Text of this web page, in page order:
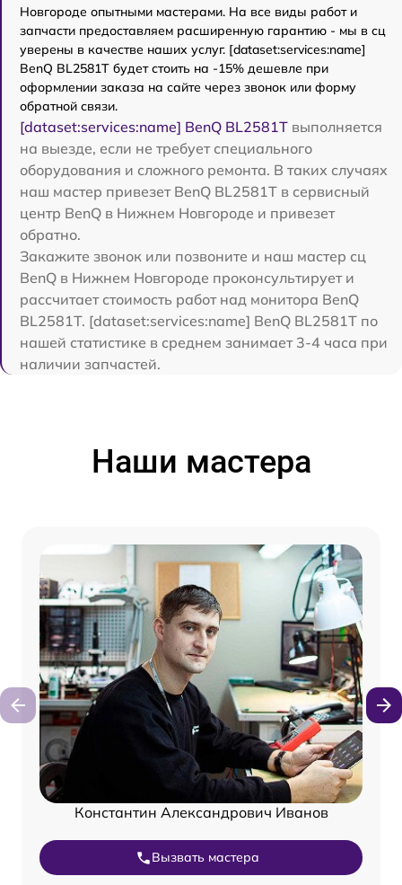
Новгороде опытными мастерами. На все виды работ и
запчасти предоставляем расширенную гарантию - мы в сц
уверены в качестве наших услуг. [dataset:services:name]
BenQ BL2581T будет стоить на -15% дешевле при
оформлении заказа на сайте через звонок или форму
обратной связи.
[dataset:services:name] BenQ BL2581T выполняется
на выезде, если не требует специального
оборудования и сложного ремонта. В таких случаях
наш мастер привезет BenQ BL2581T в сервисный
центр BenQ в Нижнем Новгороде и привезет
обратно.
Закажите звонок или позвоните и наш мастер сц
BenQ в Нижнем Новгороде проконсультирует и
рассчитает стоимость работ над монитора BenQ
BL2581T. [dataset:services:name] BenQ BL2581T по
нашей статистике в среднем занимает 3-4 часа при
наличии запчастей.
Наши мастера
Константин Александрович Иванов
Вызвать мастера